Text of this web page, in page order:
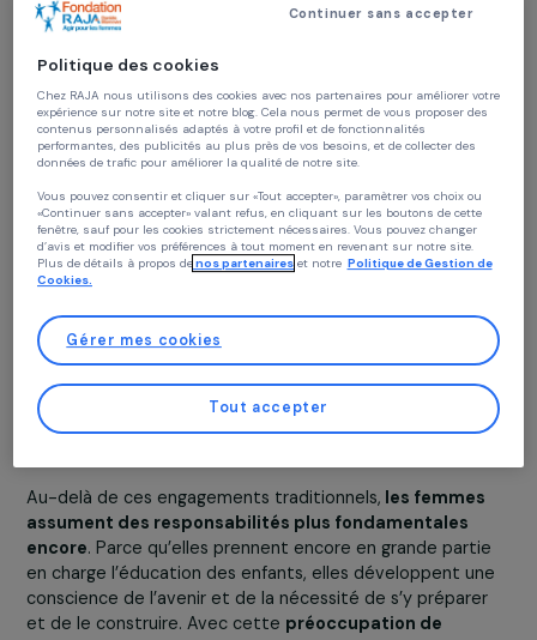
PROTECTION DE L’ENVIRONNEMENT
développement, du fait
répartition
des rôles, les femmes
ont un rapport direct
l’environnement, et sont
donc particulièrement
changement climatique.
exemple, elles ont en
corvées d’eau et de bois,
souvent nécessitent d’y
chaque jour, les empêchent de développer des
économiques et pour les filles, souvent dès le plus
age, les empêchent d’aller à l’école.
Les femmes jouent aussi un rôle central dans la
agricole et, plus encore, dans la transformation et la
commercialisation des produits alimentaires.
Politique des cookies
Chez RAJA nous utilisons des cookies avec nos partenaires pour améliorer
expérience sur notre site et notre blog. Cela nous permet de vous proposer
contenus personnalisés adaptés à votre profil et de fonctionnalités
performantes, des publicités au plus près de vos besoins, et de collecter des
Vous pouvez consentir et cliquer sur «Tout accepter», paramètrer vos choix ou
«Continuer sans accepter» valant refus, en cliquant sur les boutons de cette
d’avis et modifier vos préférences à tout moment en revenant sur notre site.
Plus de détails à propos denos partenaires
Politique de Gestion
Cookies.
Gérer mes cookies
Continuer sans accepter
Tout accepter